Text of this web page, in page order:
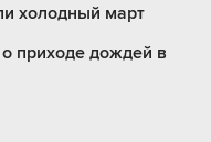
холодный март
приходе дождей в